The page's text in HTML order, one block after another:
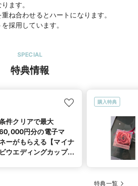
ます。
ね合わせるとハートになります。
採用しています。
SPECIAL
特典情報
件クリアで最大
円分の電子マ
ーがもらえる【マイナ
ビウエディングカップル
購入特典
特典一覧